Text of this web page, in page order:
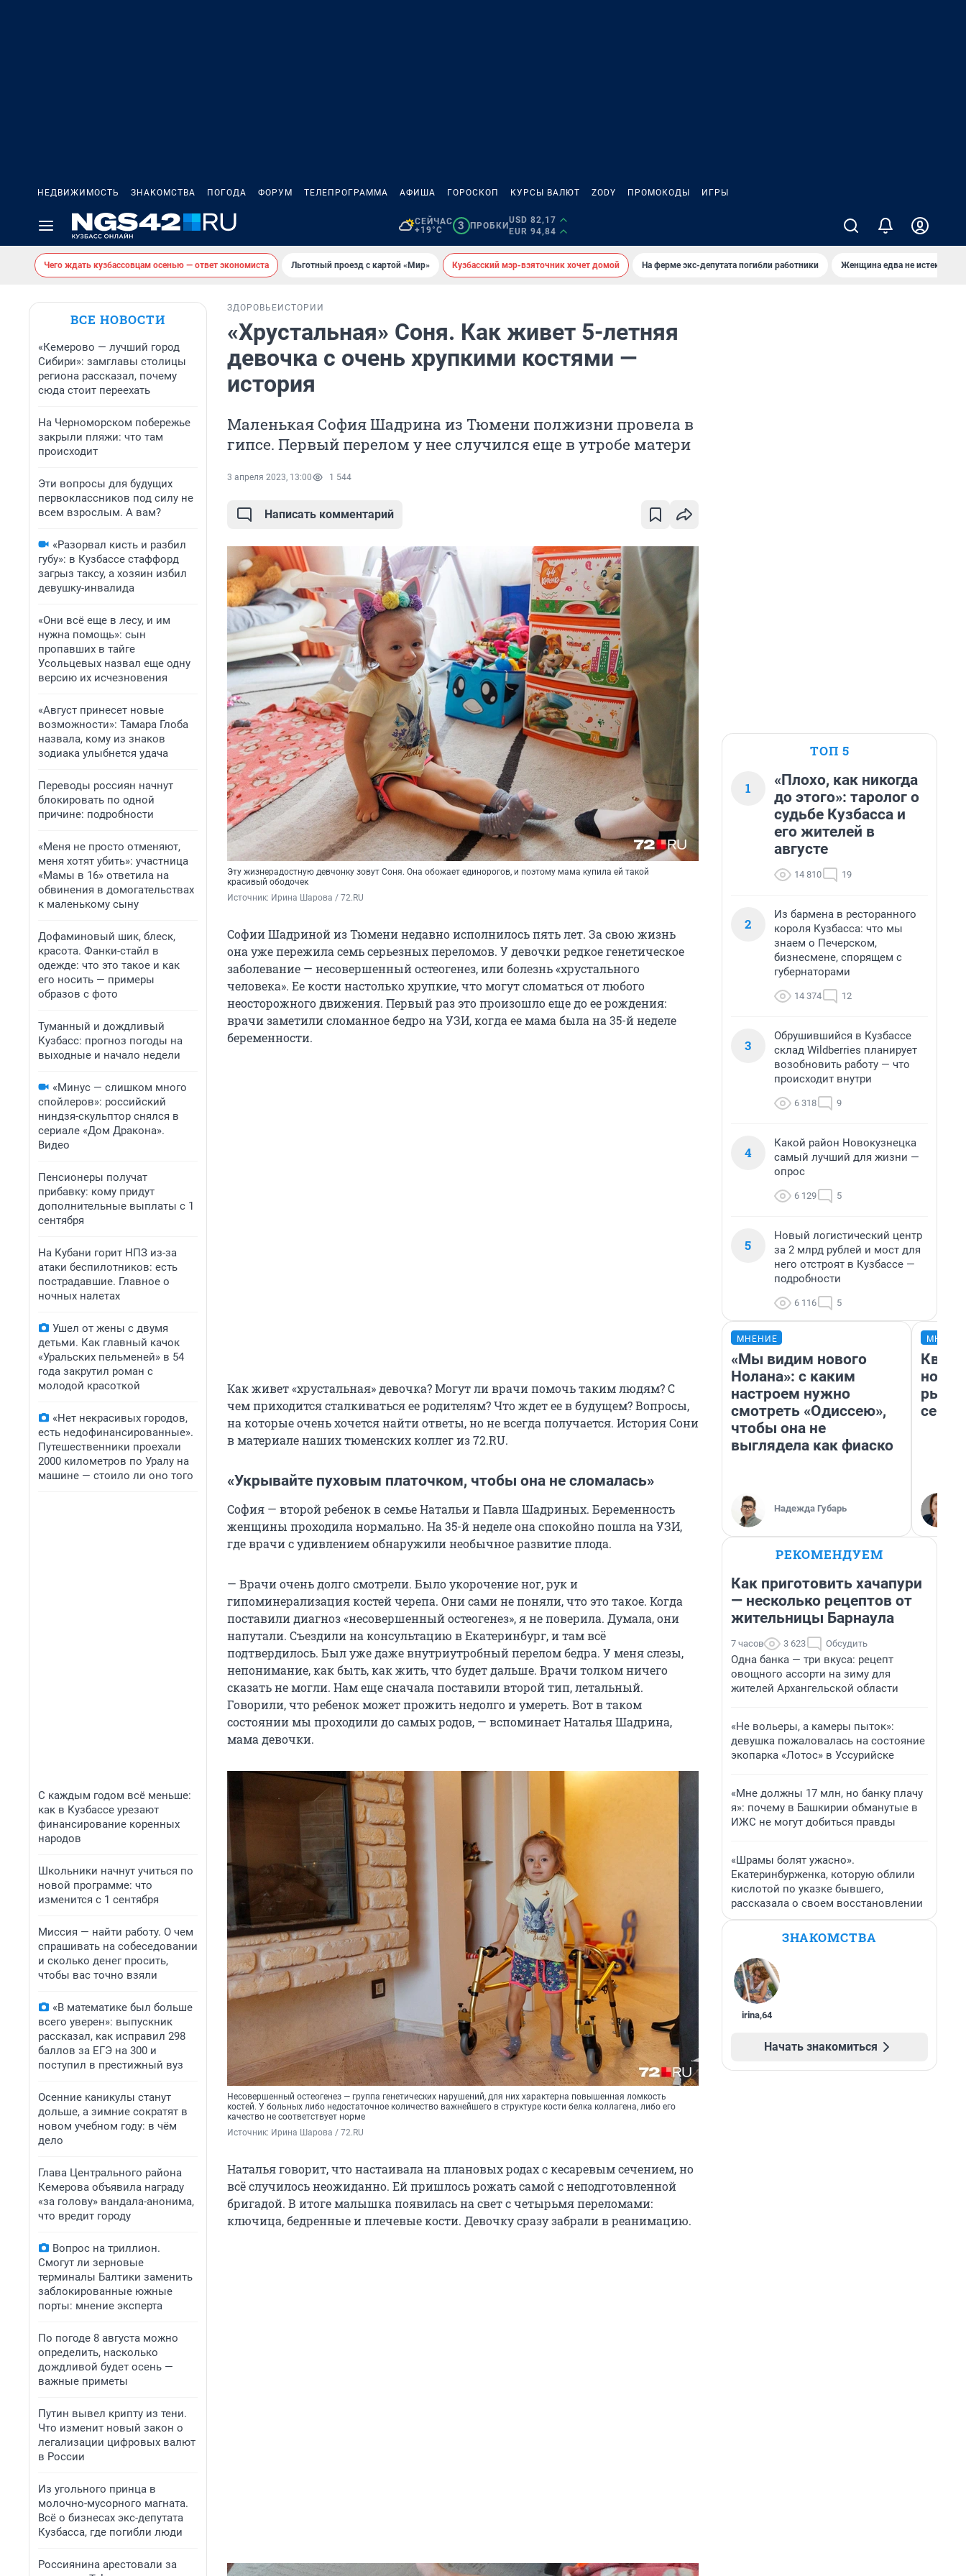
НЕДВИЖИМОСТЬ ЗНАКОМСТВА ПОГОДА ФОРУМ ТЕЛЕПРОГРАММА АФИША ГОРОСКОП КУРСЫ ВАЛЮТ ZODY ПРОМОКОДЫ ИГРЫ
СЕЙЧАС
+19°C
3 ПРОБКИ
USD 82,17
EUR 94,84
Чего ждать кузбассовцам осенью — ответ экономиста Льготный проезд с картой «Мир» Кузбасский мэр-взяточник хочет домой На ферме экс-депутата погибли работники Женщина едва не истекла
ВСЕ НОВОСТИ
«Кемерово — лучший город
Сибири»: замглавы столицы
региона рассказал, почему
сюда стоит переехать
На Черноморском побережье
закрыли пляжи: что там
происходит
Эти вопросы для будущих
первоклассников под силу не
всем взрослым. А вам?
«Разорвал кисть и разбил
губу»: в Кузбассе стаффорд
загрыз таксу, а хозяин избил
девушку-инвалида
«Они всё еще в лесу, и им
нужна помощь»: сын
пропавших в тайге
Усольцевых назвал еще одну
версию их исчезновения
«Август принесет новые
возможности»: Тамара Глоба
назвала, кому из знаков
зодиака улыбнется удача
Переводы россиян начнут
блокировать по одной
причине: подробности
«Меня не просто отменяют,
меня хотят убить»: участница
«Мамы в 16» ответила на
обвинения в домогательствах
к маленькому сыну
Дофаминовый шик, блеск,
красота. Фанки-стайл в
одежде: что это такое и как
его носить — примеры
образов с фото
Туманный и дождливый
Кузбасс: прогноз погоды на
выходные и начало недели
«Минус — слишком много
спойлеров»: российский
ниндзя-скульптор снялся в
сериале «Дом Дракона».
Видео
Пенсионеры получат
прибавку: кому придут
дополнительные выплаты с 1
сентября
На Кубани горит НПЗ из-за
атаки беспилотников: есть
пострадавшие. Главное о
ночных налетах
Ушел от жены с двумя
детьми. Как главный качок
«Уральских пельменей» в 54
года закрутил роман с
молодой красоткой
«Нет некрасивых городов,
есть недофинансированные».
Путешественники проехали
2000 километров по Уралу на
машине — стоило ли оно того
С каждым годом всё меньше:
как в Кузбассе урезают
финансирование коренных
народов
Школьники начнут учиться по
новой программе: что
изменится с 1 сентября
Миссия — найти работу. О чем
спрашивать на собеседовании
и сколько денег просить,
чтобы вас точно взяли
«В математике был больше
всего уверен»: выпускник
рассказал, как исправил 298
баллов за ЕГЭ на 300 и
поступил в престижный вуз
Осенние каникулы станут
дольше, а зимние сократят в
новом учебном году: в чём
дело
Глава Центрального района
Кемерова объявила награду
«за голову» вандала-анонима,
что вредит городу
Вопрос на триллион.
Смогут ли зерновые
терминалы Балтики заменить
заблокированные южные
порты: мнение эксперта
По погоде 8 августа можно
определить, насколько
дождливой будет осень —
важные приметы
Путин вывел крипту из тени.
Что изменит новый закон о
легализации цифровых валют
в России
Из угольного принца в
молочно-мусорного магната.
Всё о бизнесах экс-депутата
Кузбасса, где погибли люди
Россиянина арестовали за
ЗДОРОВЬЕ ИСТОРИИ
«Хрустальная» Соня. Как живет 5-летняя
девочка с очень хрупкими костями —
история
Маленькая София Шадрина из Тюмени полжизни провела в
гипсе. Первый перелом у нее случился еще в утробе матери
3 апреля 2023, 13:00 1 544
Написать комментарий
Эту жизнерадостную девчонку зовут Соня. Она обожает единорогов, и поэтому мама купила ей такой
красивый ободочек
Источник: Ирина Шарова / 72.RU
Софии Шадриной из Тюмени недавно исполнилось пять лет. За свою жизнь
она уже пережила семь серьезных переломов. У девочки редкое генетическое
заболевание — несовершенный остеогенез, или болезнь «хрустального
человека». Ее кости настолько хрупкие, что могут сломаться от любого
неосторожного движения. Первый раз это произошло еще до ее рождения:
врачи заметили сломанное бедро на УЗИ, когда ее мама была на 35-й неделе
беременности.
Как живет «хрустальная» девочка? Могут ли врачи помочь таким людям? С
чем приходится сталкиваться ее родителям? Что ждет ее в будущем? Вопросы,
на которые очень хочется найти ответы, но не всегда получается. История Сони
в материале наших тюменских коллег из 72.RU.
«Укрывайте пуховым платочком, чтобы она не сломалась»
София — второй ребенок в семье Натальи и Павла Шадриных. Беременность
женщины проходила нормально. На 35-й неделе она спокойно пошла на УЗИ,
где врачи с удивлением обнаружили необычное развитие плода.
— Врачи очень долго смотрели. Было укорочение ног, рук и
гипоминерализация костей черепа. Они сами не поняли, что это такое. Когда
поставили диагноз «несовершенный остеогенез», я не поверила. Думала, они
напутали. Съездили на консультацию в Екатеринбург, и там всё
подтвердилось. Был уже даже внутриутробный перелом бедра. У меня слезы,
непонимание, как быть, как жить, что будет дальше. Врачи толком ничего
сказать не могли. Нам еще сначала поставили второй тип, летальный.
Говорили, что ребенок может прожить недолго и умереть. Вот в таком
состоянии мы проходили до самых родов, — вспоминает Наталья Шадрина,
мама девочки.
Несовершенный остеогенез — группа генетических нарушений, для них характерна повышенная ломкость
костей. У больных либо недостаточное количество важнейшего в структуре кости белка коллагена, либо его
качество не соответствует норме
Источник: Ирина Шарова / 72.RU
Наталья говорит, что настаивала на плановых родах с кесаревым сечением, но
всё случилось неожиданно. Ей пришлось рожать самой с неподготовленной
бригадой. В итоге малышка появилась на свет с четырьмя переломами:
ключица, бедренные и плечевые кости. Девочку сразу забрали в реанимацию.
ТОП 5
1
«Плохо, как никогда
до этого»: таролог о
судьбе Кузбасса и
его жителей в
августе
14 810 19
2
Из бармена в ресторанного
короля Кузбасса: что мы
знаем о Печерском,
бизнесмене, спорящем с
губернаторами
14 374 12
3
Обрушившийся в Кузбассе
склад Wildberries планирует
возобновить работу — что
происходит внутри
6 318 9
4
Какой район Новокузнецка
самый лучший для жизни —
опрос
6 129 5
5
Новый логистический центр
за 2 млрд рублей и мост для
него отстроят в Кузбассе —
подробности
6 116 5
МНЕНИЕ
«Мы видим нового
Нолана»: с каким
настроем нужно
смотреть «Одиссею»,
чтобы она не
выглядела как фиаско
Надежда Губарь
но
РЕКОМЕНДУЕМ
Как приготовить хачапури
— несколько рецептов от
жительницы Барнаула
7 часов 3 623 Обсудить
Одна банка — три вкуса: рецепт
овощного ассорти на зиму для
жителей Архангельской области
«Не вольеры, а камеры пыток»:
девушка пожаловалась на состояние
экопарка «Лотос» в Уссурийске
«Мне должны 17 млн, но банку плачу
я»: почему в Башкирии обманутые в
ИЖС не могут добиться правды
«Шрамы болят ужасно».
Екатеринбурженка, которую облили
кислотой по указке бывшего,
рассказала о своем восстановлении
ЗНАКОМСТВА
irina,64
Начать знакомиться